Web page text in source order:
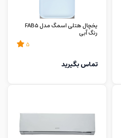
یخچال هتلی اسمگ مدل FAB5
رنگ آبی
5
تماس بگیرید